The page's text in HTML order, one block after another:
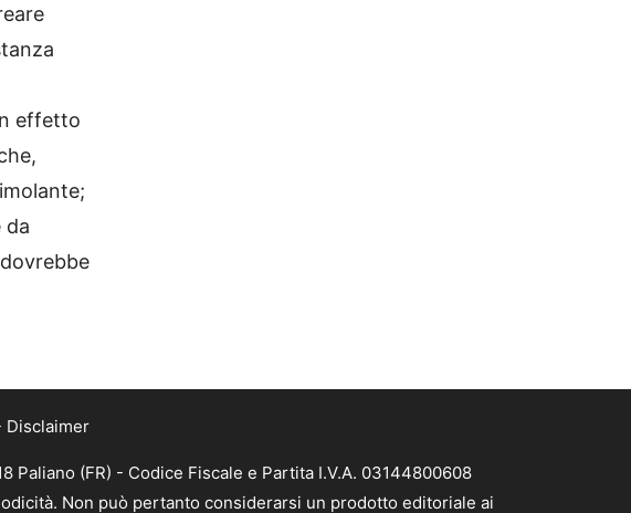
effetto
da
Disclaimer
Paliano (FR) - Codice Fiscale e Partita I.V.A. 03144800608
Non può pertanto considerarsi un prodotto editoriale ai